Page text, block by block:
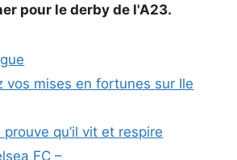
pour le derby de l'A23.
vos mises en fortunes sur Ile
qu’il vit et respire
FC –